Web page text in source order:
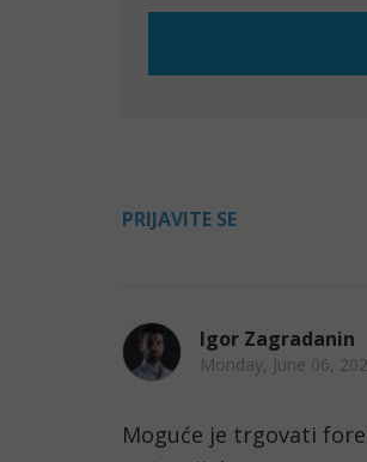
PRIJAVITE SE
Igor Zagradanin
Monday, June 06,
Moguće je trgovati